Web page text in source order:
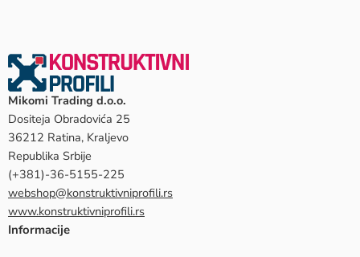
Mikomi Trading d.o.o.
Dositeja Obradovića 25
36212 Ratina, Kraljevo
Republika Srbije
(+381)-36-5155-225
webshop@konstruktivniprofili.rs
www.konstruktivniprofili.rs
Informacije